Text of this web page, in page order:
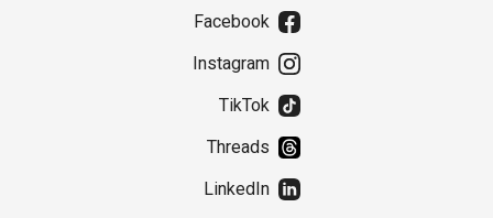
Facebook
Instagram
TikTok
Threads
LinkedIn